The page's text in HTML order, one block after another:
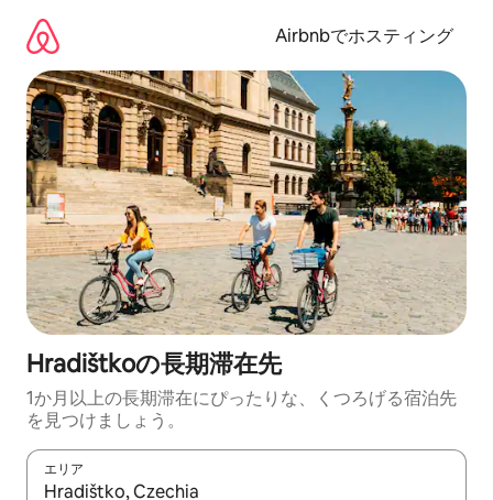
Airbnbでホスティング
Hradištkoの長期滞在先
1か月以上の長期滞在にぴったりな、くつろげる宿泊先
を見つけましょう。
エリア
検索結果が表示されたら、上下の矢印キーを使って移動するか